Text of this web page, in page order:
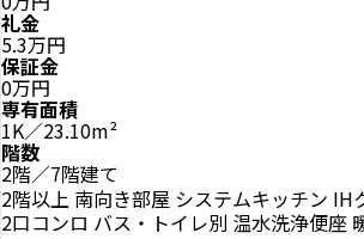
礼金
5.3万円
保証金
0万円
専有面積
1K／23.10m²
階数
2階／7階建て
2階以上 南向き部屋 システムキッチン IH
2口コンロ バス・トイレ別 温水洗浄便座